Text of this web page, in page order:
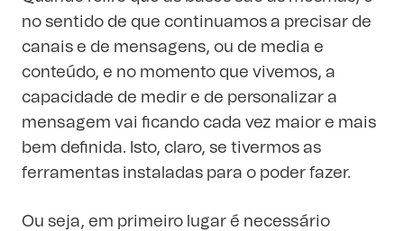
no sentido de que continuamos a precisar de
canais e de mensagens, ou de media e
conteúdo, e no momento que vivemos, a
capacidade de medir e de personalizar a
mensagem vai ficando cada vez maior e mais
bem definida. Isto, claro, se tivermos as
ferramentas instaladas para o poder fazer.
Ou seja, em primeiro lugar é necessário